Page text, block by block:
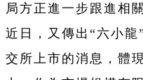
局方正進一步跟進相
近日，又傳出“六小
交所上市的消息，體